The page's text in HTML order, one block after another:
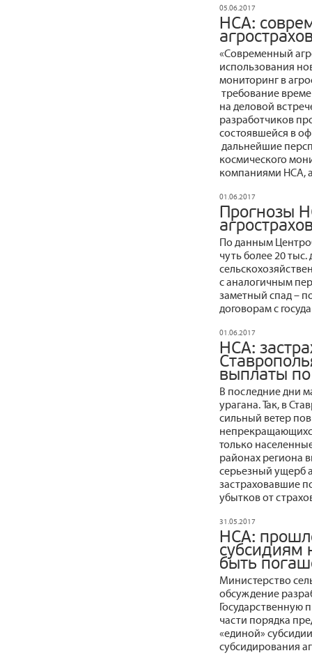
05.06.2017
НСА:
«Современный
использования
мониторинг в
требование
на деловой
разработчиков
состоявшейся в
дальнейшие
космического
компаниями НСА,
01.06.2017
Прогнозы
По данным
чуть более 20
с аналогичным
заметный спад –
договорам с
01.06.2017
НСА:
выплаты
В последние дни
урагана. Так, в
сильный ветер
только
районах региона
серьезный ущерб
застраховавшие
убытков от
31.05.2017
НСА:
субсидиям
быть
Министерство
обсуждение
Государственную
части порядка
«единой»
субсидирования